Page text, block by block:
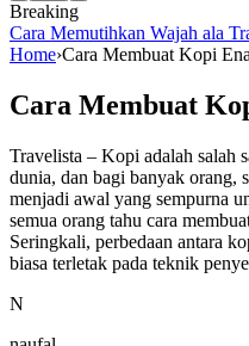
Breaking
Cara Memutihkan Wajah ala
Home›Cara Membuat Kopi
Cara Membuat
Travelista – Kopi adalah salah
dunia, dan bagi banyak orang,
menjadi awal yang sempurna
semua orang tahu cara
Seringkali, perbedaan antara
biasa terletak pada teknik
N